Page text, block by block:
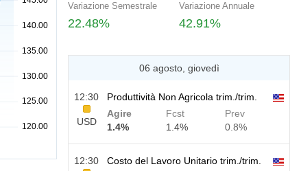
Variazione Semestrale
22.48%
Variazione Annuale
42.91%
06 agosto, giovedì
12:30
USD
Produttività Non Agricola trim./trim.
Agire
1.4%
Fcst
1.4%
Prev
0.8%
12:30
Costo del Lavoro Unitario trim./trim.